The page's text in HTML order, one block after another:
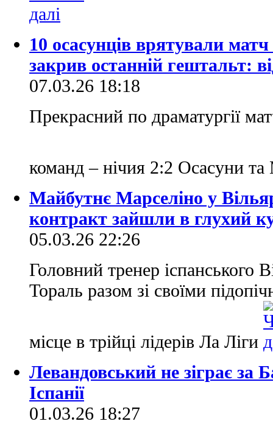
10 осасунців врятували
закрив останній гештальт:
07.03.26 18:18
Прекрасний по драматургії
команд – нічия 2:2 Осасуни
Майбутнє Марселіно у
контракт зайшли в глухий
05.03.26 22:26
Головний тренер іспанського
Тораль разом зі своїми
місце в трійці лідерів Ла Ліги
Левандовський не зіграє за
Іспанії
01.03.26 18:27